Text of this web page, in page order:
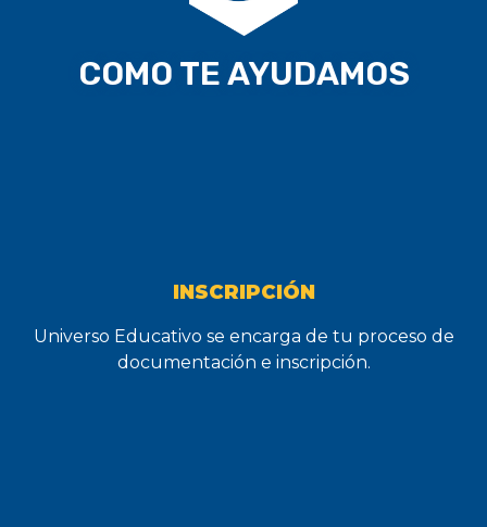
COMO TE AYUDAMOS
INSCRIPCIÓN
Universo Educativo se encarga de tu proceso de
documentación e inscripción.